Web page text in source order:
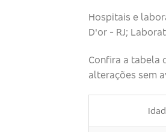
Hospitais e
D'or - RJ;
Confira a tabela
alterações sem